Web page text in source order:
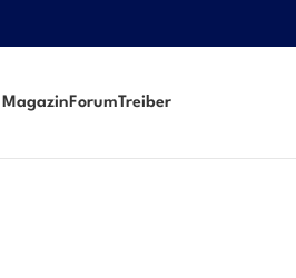
Magazin ForumTreiber